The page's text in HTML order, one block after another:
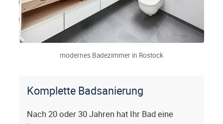
modernes Badezimmer in Rostock
Komplette Badsanierung
Nach 20 oder 30 Jahren hat Ihr Bad eine